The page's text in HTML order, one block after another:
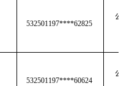
532501197****62825
公共
532501197****60624
公共